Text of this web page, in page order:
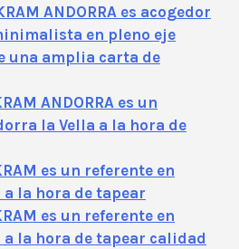
ANDORRA es acogedor
en pleno eje
una amplia carta de
ANDORRA es un
la Vella a la hora de
es un referente en
la hora de tapear
es un referente en
la hora de tapear calidad